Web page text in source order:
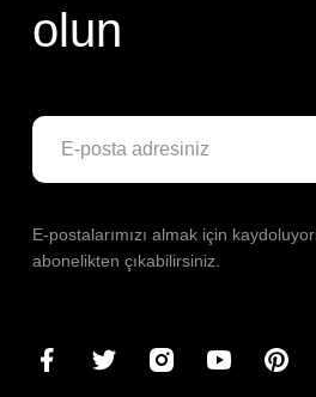
olun
E-postalarımızı almak için
abonelikten çıkabilirsiniz.